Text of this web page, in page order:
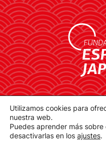
Plaza de la
Utilizamos cookies para
nuestra web.
Puedes aprender más
desactivarlas en los ajustes.